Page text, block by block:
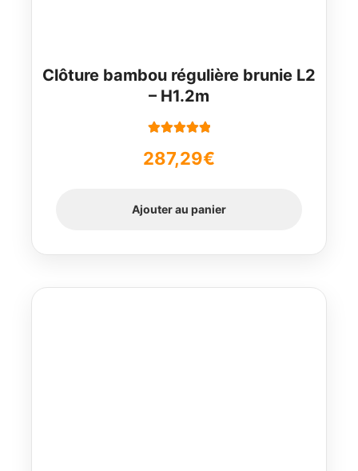
Clôture bambou régulière brunie L2
– H1.2m
5
287,29€
Ajouter au panier